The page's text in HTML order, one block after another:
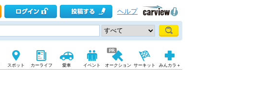
ヘルプ
スポット カーライフ 愛車 イベント オークション サーキット みんカラ＋